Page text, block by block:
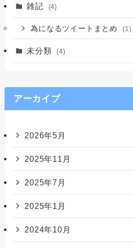
雑記 (4)
為になるツイートまとめ (1)
未分類 (4)
アーカイブ
2026年5月
2025年11月
2025年7月
2025年1月
2024年10月